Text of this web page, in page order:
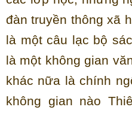
đàn truyền thông xã
là một câu lạc bộ
là một không gian
khác nữa là chính
không gian nào